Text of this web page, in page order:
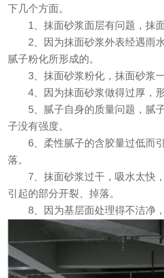
下几个方面。
1、抹面砂浆面层有问题，抹面
2、因为抹面砂浆外表经遇雨水
腻子粉化所形成的。
3、抹面砂浆粉化，抹面砂浆一
4、因为抹面砂浆做得过厚，形
5、腻子自身的质量问题，腻
子没有强度。
6、柔性腻子的含胶量过低而
落。
7、抹面砂浆过干，吸水太快，
引起的部分开裂、掉落。
8、因为基层面处理得不洁净，